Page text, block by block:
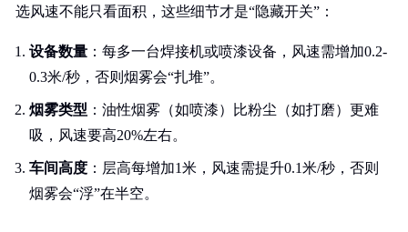
选风速不能只看面积，这些细节才是“隐藏开关”：
设备数量 ：每多一台焊接机或喷漆设备，风速需增加0.2-
0.3米/秒，否则烟雾会“扎堆”。
烟雾类型 ：油性烟雾（如喷漆）比粉尘（如打磨）更难
吸，风速要高20%左右。
车间高度 ：层高每增加1米，风速需提升0.1米/秒，否则
烟雾会“浮”在半空。